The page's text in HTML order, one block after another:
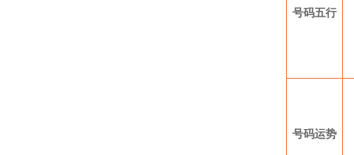
号码五行
号码运势